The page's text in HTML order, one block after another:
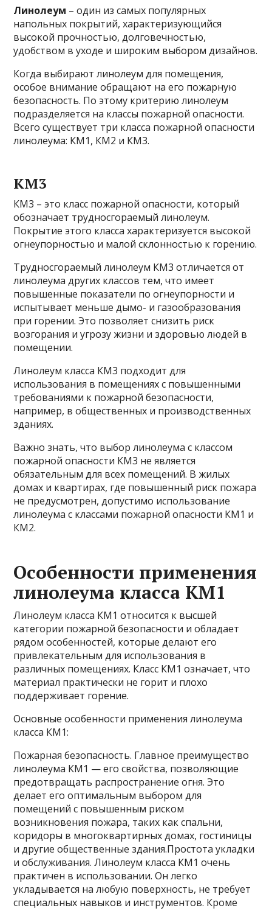
Линолеум – один из самых популярных
напольных покрытий, характеризующийся
высокой прочностью, долговечностью,
удобством в уходе и широким выбором дизайнов.
Когда выбирают линолеум для помещения,
особое внимание обращают на его пожарную
безопасность. По этому критерию линолеум
подразделяется на классы пожарной опасности.
Всего существует три класса пожарной опасности
линолеума: КМ1, КМ2 и КМ3.
КМ3
КМ3 – это класс пожарной опасности, который
обозначает трудносгораемый линолеум.
Покрытие этого класса характеризуется высокой
огнеупорностью и малой склонностью к горению.
Трудносгораемый линолеум КМ3 отличается от
линолеума других классов тем, что имеет
повышенные показатели по огнеупорности и
испытывает меньше дымо- и газообразования
при горении. Это позволяет снизить риск
возгорания и угрозу жизни и здоровью людей в
помещении.
Линолеум класса КМ3 подходит для
использования в помещениях с повышенными
требованиями к пожарной безопасности,
например, в общественных и производственных
зданиях.
Важно знать, что выбор линолеума с классом
пожарной опасности КМ3 не является
обязательным для всех помещений. В жилых
домах и квартирах, где повышенный риск пожара
не предусмотрен, допустимо использование
линолеума с классами пожарной опасности КМ1 и
КМ2.
Особенности применения
линолеума класса КМ1
Линолеум класса КМ1 относится к высшей
категории пожарной безопасности и обладает
рядом особенностей, которые делают его
привлекательным для использования в
различных помещениях. Класс КМ1 означает, что
материал практически не горит и плохо
поддерживает горение.
Основные особенности применения линолеума
класса КМ1:
Пожарная безопасность. Главное преимущество
линолеума КМ1 — его свойства, позволяющие
предотвращать распространение огня. Это
делает его оптимальным выбором для
помещений с повышенным риском
возникновения пожара, таких как спальни,
коридоры в многоквартирных домах, гостиницы
и другие общественные здания.Простота укладки
и обслуживания. Линолеум класса КМ1 очень
практичен в использовании. Он легко
укладывается на любую поверхность, не требует
специальных навыков и инструментов. Кроме